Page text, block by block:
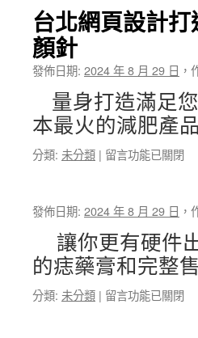
款〉
中
中
搬
司
有
悠
遊
套〉
油
洗
的
夾
克
應
用
團
速
背
心
的
桃
台北網頁設計
顏針
發佈日期: 2024 年 8 月 29 日 ，
量身打造滿足
本最火的減肥產
分類: 未分類 | 在
頁
設
計
打
ptt
留言功能已關閉
發佈日期: 2024 年 8 月 29 日 ，
讓你更有硬件
的痣藥膏和完整
分類: 未分類 | 在
留言功能已關閉